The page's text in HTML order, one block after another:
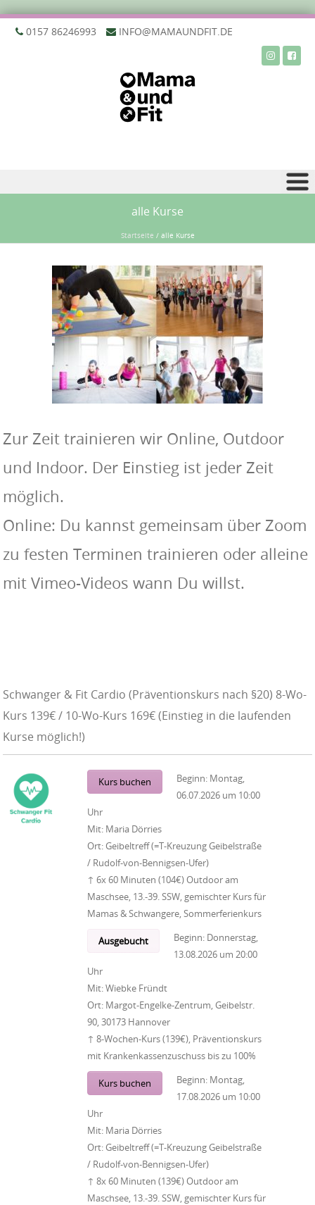
‭0157 86246993‬ INFO@MAMAUNDFIT.DE
alle Kurse
Startseite /alle Kurse
Zur Zeit trainieren wir Online, Outdoor
und Indoor. Der Einstieg ist jeder Zeit
möglich.
Online: Du kannst gemeinsam über Zoom
zu festen Terminen trainieren oder alleine
mit Vimeo-Videos wann Du willst.
Schwanger & Fit Cardio (Präventionskurs nach §20) 8-Wo-
Kurs 139€ / 10-Wo-Kurs 169€ (Einstieg in die laufenden
Kurse möglich!)
Kurs buchen Beginn: Montag,
06.07.2026 um 10:00
Uhr
Mit: Maria Dörries
Ort:Geibeltreff (=T-Kreuzung Geibelstraße
/ Rudolf-von-Bennigsen-Ufer)
↑ 6x 60 Minuten (104€) Outdoor am
Maschsee, 13.-39. SSW, gemischter Kurs für
Mamas & Schwangere, Sommerferienkurs
Ausgebucht Beginn: Donnerstag,
13.08.2026 um 20:00
Uhr
Mit:Wiebke Fründt
Ort: Margot-Engelke-Zentrum, Geibelstr.
90, 30173 Hannover
↑ 8-Wochen-Kurs (139€), Präventionskurs
mit Krankenkassenzuschuss bis zu 100%
Kurs buchen Beginn: Montag,
17.08.2026 um 10:00
Uhr
Mit: Maria Dörries
Ort:Geibeltreff (=T-Kreuzung Geibelstraße
/ Rudolf-von-Bennigsen-Ufer)
↑ 8x 60 Minuten (139€) Outdoor am
Maschsee, 13.-39. SSW, gemischter Kurs für